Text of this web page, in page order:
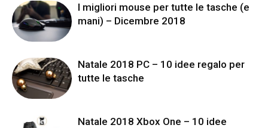
I migliori mouse per tutte le tasche (e
mani) – Dicembre 2018
Natale 2018 PC – 10 idee regalo per
tutte le tasche
Natale 2018 Xbox One – 10 idee